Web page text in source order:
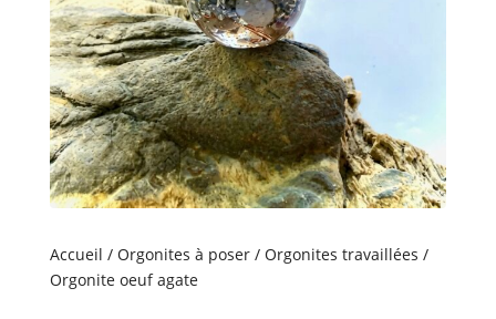
Accueil / Orgonites à poser/ Orgonites travaillées /
Orgonite oeuf agate